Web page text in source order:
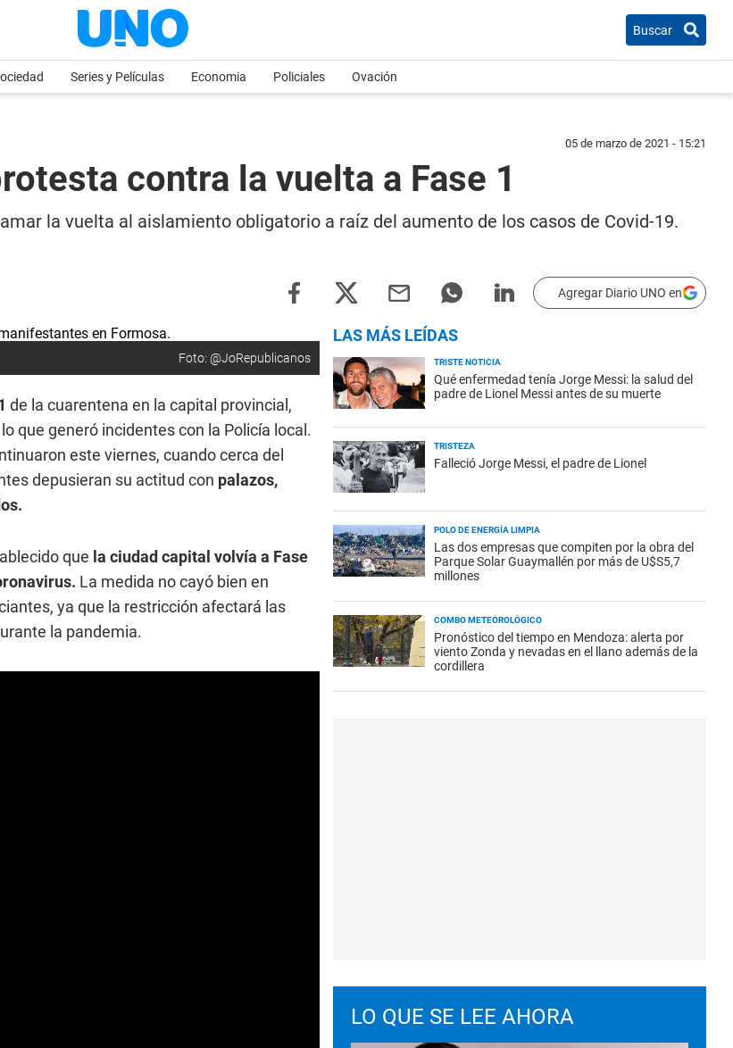
Buscar
Series y Películas Economia Policiales Ovación
05 de marzo de 2021 - 15:21
contra la vuelta a Fase 1
la vuelta al aislamiento obligatorio a raíz del aumento de los casos de Covid-19.
Agregar Diario UNO en
Foto: @JoRepublicanos
de la cuarentena en la capital provincial,
lo que generó incidentes con la Policía local.
este viernes, cuando cerca del
depusieran su actitud con palazos,
que la ciudad capital volvía a Fase
La medida no cayó bien en
ya que la restricción afectará las
la pandemia.
LAS MÁS LEÍDAS
TRISTE NOTICIA
Qué enfermedad tenía Jorge Messi: la salud del
padre de Lionel Messi antes de su muerte
TRISTEZA
Falleció Jorge Messi, el padre de Lionel
POLO DE ENERGÍA LIMPIA
Las dos empresas que compiten por la obra del
Parque Solar Guaymallén por más de U$S5,7
millones
COMBO METEOROLÓGICO
Pronóstico del tiempo en Mendoza: alerta por
viento Zonda y nevadas en el llano además de la
cordillera
LO QUE SE LEE AHORA